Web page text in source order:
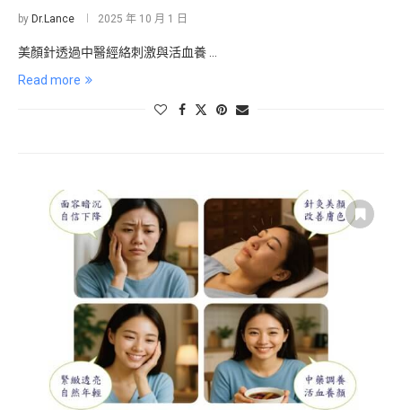
by Dr.Lance 2025 年 10 月 1 日
美顏針透過中醫經絡刺激與活血養 …
Read more